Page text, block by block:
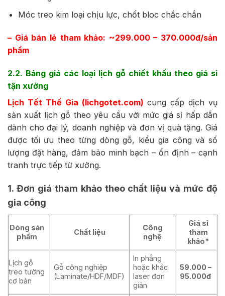
Móc treo kim loại chịu lực, chốt bloc chắc chắn
– Giá bán lẻ tham khảo: ~299.000 – 370.000đ/sản
phẩm
2.2. Bảng giá các loại lịch gỗ chiết khấu theo giá sỉ
tận xưởng
Lịch Tết Thế Gia (lichgotet.com) cung cấp dịch vụ
sản xuất lịch gỗ theo yêu cầu với mức giá sỉ hấp dẫn
dành cho đại lý, doanh nghiệp và đơn vị quà tặng. Giá
được tối ưu theo từng dòng gỗ, kiểu gia công và số
lượng đặt hàng, đảm bảo minh bạch – ổn định – cạnh
tranh trực tiếp từ xưởng.
1. Đơn giá tham khảo theo chất liệu và mức độ
gia công
Dòng sản
phẩm
Chất liệu
Công
nghệ
Giá sỉ
tham
khảo*
Lịch gỗ
treo tường
cơ bản
Gỗ công nghiệp
(Laminate/HDF/MDF)
In phẳng
hoặc khắc
laser đơn
giản
59.000 –
95.000đ